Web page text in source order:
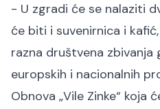
- U zgradi će se nalaziti
će biti i suvenirnica i
razna društvena zbivanja
europskih i nacionalnih
Obnova „Vile Zinke“